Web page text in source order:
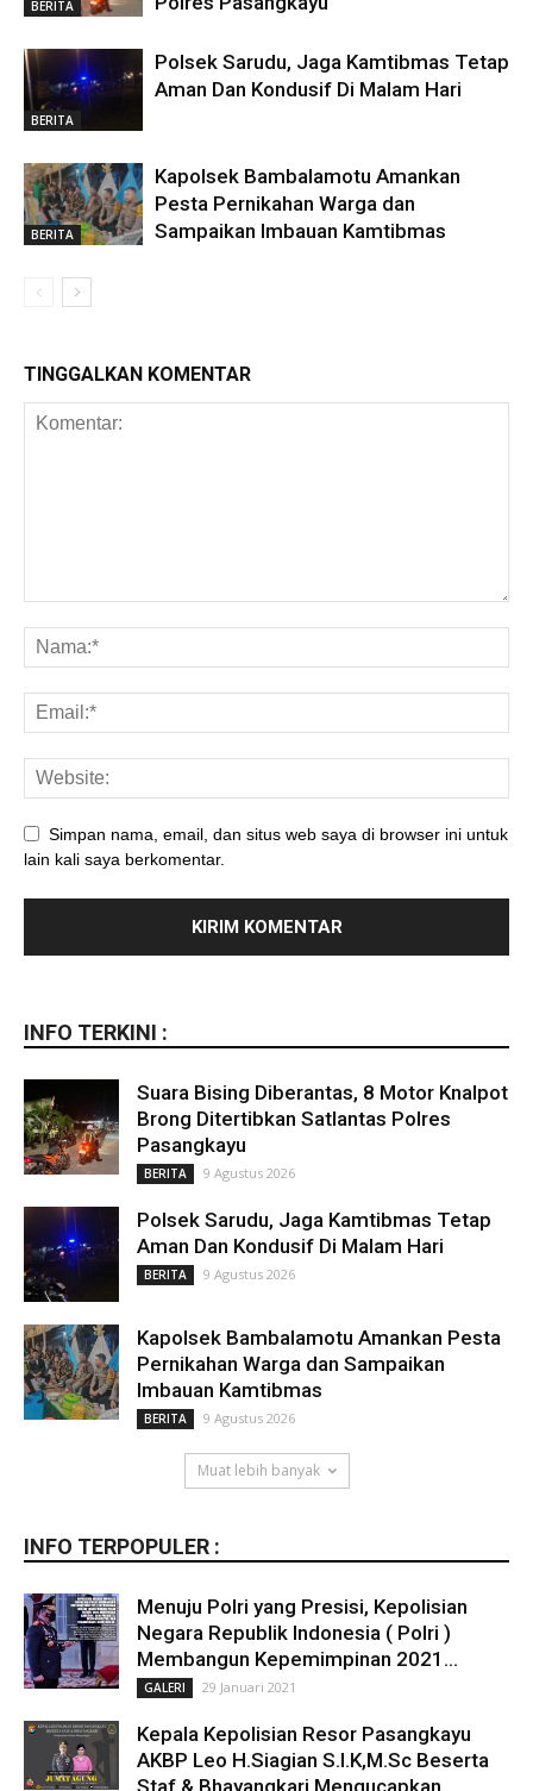
BERITA
BERITA
Polsek Sarudu, Jaga Kamtibmas Tetap
Aman Dan Kondusif Di Malam Hari
BERITA
Kapolsek Bambalamotu Amankan
Pesta Pernikahan Warga dan
Sampaikan Imbauan Kamtibmas
TINGGALKAN KOMENTAR
Simpan nama, email, dan situs web saya di browser ini untuk
lain kali saya berkomentar.
INFO TERKINI :
Suara Bising Diberantas, 8 Motor Knalpot
Brong Ditertibkan Satlantas Polres
Pasangkayu
BERITA 9 Agustus 2026
Polsek Sarudu, Jaga Kamtibmas Tetap
Aman Dan Kondusif Di Malam Hari
BERITA 9 Agustus 2026
Kapolsek Bambalamotu Amankan Pesta
Pernikahan Warga dan Sampaikan
Imbauan Kamtibmas
BERITA 9 Agustus 2026
Muat lebih banyak
INFO TERPOPULER :
Menuju Polri yang Presisi, Kepolisian
Negara Republik Indonesia ( Polri )
Membangun Kepemimpinan 2021...
GALERI 29 Januari 2021
Kepala Kepolisian Resor Pasangkayu
AKBP Leo H.Siagian S.I.K,M.Sc Beserta